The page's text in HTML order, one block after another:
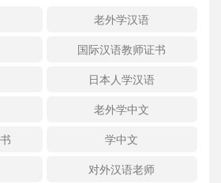
老外学汉语
国际汉语教师证书
日本人学汉语
老外学中文
学中文
对外汉语老师